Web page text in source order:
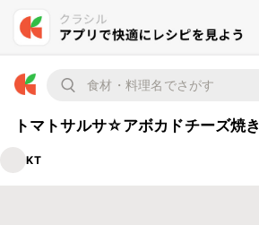
トマトサルサ☆アボカドチーズ焼き
KT